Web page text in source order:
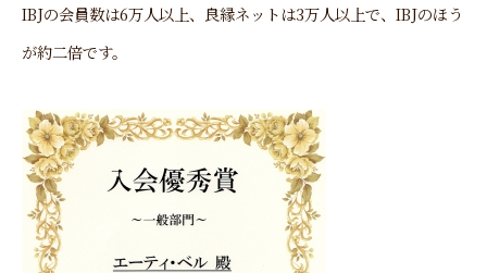
IBJの会員数は6万人以上、良縁ネットは3万人以上で、IBJのほう
が約二倍です。